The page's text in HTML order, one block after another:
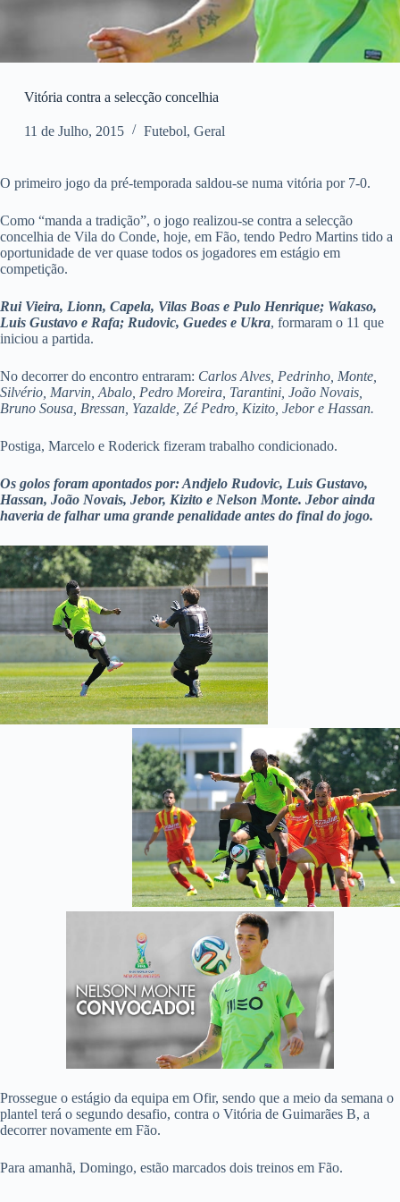
Vitória contra a selecção concelhia
11 de Julho, 2015 Futebol, Geral
O primeiro jogo da pré-temporada saldou-se numa vitória por 7-0.
Como “manda a tradição”, o jogo realizou-se contra a selecção
concelhia de Vila do Conde, hoje, em Fão, tendo Pedro Martins tido a
oportunidade de ver quase todos os jogadores em estágio em
competição.
Rui Vieira, Lionn, Capela, Vilas Boas e Pulo Henrique; Wakaso,
Luis Gustavo e Rafa; Rudovic, Guedes e Ukra, formaram o 11 que
iniciou a partida.
No decorrer do encontro entraram: Carlos Alves, Pedrinho, Monte,
Silvério, Marvin, Abalo, Pedro Moreira, Tarantini, João Novais,
Bruno Sousa, Bressan, Yazalde, Zé Pedro, Kizito, Jebor e Hassan.
Postiga, Marcelo e Roderick fizeram trabalho condicionado.
Os golos foram apontados por: Andjelo Rudovic, Luis Gustavo,
Hassan, João Novais, Jebor, Kizito e Nelson Monte. Jebor ainda
haveria de falhar uma grande penalidade antes do final do jogo.
Prossegue o estágio da equipa em Ofir, sendo que a meio da semana o
plantel terá o segundo desafio, contra o Vitória de Guimarães B, a
decorrer novamente em Fão.
Para amanhã, Domingo, estão marcados dois treinos em Fão.